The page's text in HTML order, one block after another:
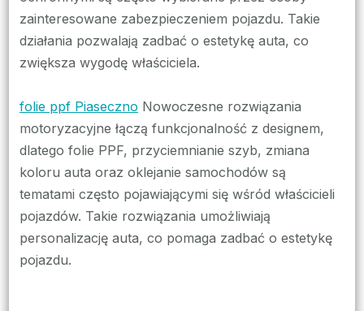
zainteresowane zabezpieczeniem pojazdu. Takie
działania pozwalają zadbać o estetykę auta, co
zwiększa wygodę właściciela.
folie ppf Piaseczno Nowoczesne rozwiązania
motoryzacyjne łączą funkcjonalność z designem,
dlatego folie PPF, przyciemnianie szyb, zmiana
koloru auta oraz oklejanie samochodów są
tematami często pojawiającymi się wśród właścicieli
pojazdów. Takie rozwiązania umożliwiają
personalizację auta, co pomaga zadbać o estetykę
pojazdu.